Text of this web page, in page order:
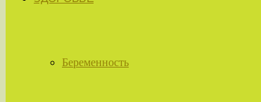
Беременность